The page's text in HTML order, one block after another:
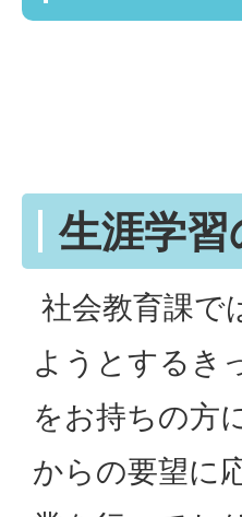
生涯学
社会教育課で
ようとするき
をお持ちの方
からの要望に